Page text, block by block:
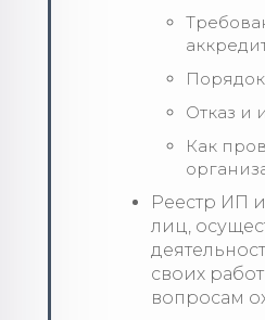
Отказ и
Как
Реестр ИП
лиц,
своих
вопросам